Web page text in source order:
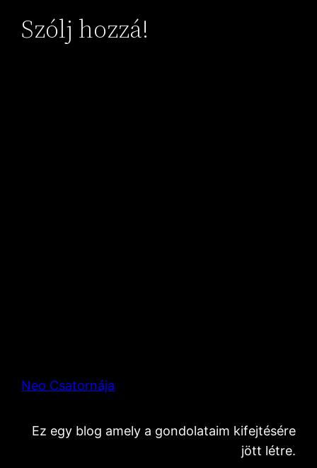
Szólj hozzá!
Neo Csatornája
Ez egy blog amely a gondolataim kifejtésére
jött létre.